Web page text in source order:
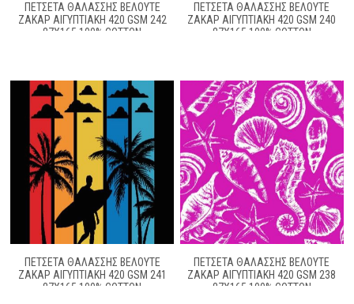
ΠΕΤΣΈΤΑ ΘΑΛΆΣΣΗΣ ΒΕΛΟΥΤΈ
ΖΑΚΆΡ ΑΙΓΥΠΤΙΑΚΉ 420 GSM 242
87X165 100% COTTON
ΠΕΤΣΈΤΑ ΘΑΛΆΣΣΗΣ ΒΕΛΟΥΤΈ
ΖΑΚΆΡ ΑΙΓΥΠΤΙΑΚΉ 420 GSM 240
87X165 100% COTTON
ΠΕΤΣΈΤΑ ΘΑΛΆΣΣΗΣ ΒΕΛΟΥΤΈ
ΖΑΚΆΡ ΑΙΓΥΠΤΙΑΚΉ 420 GSM 241
87X165 100% COTTON
ΠΕΤΣΈΤΑ ΘΑΛΆΣΣΗΣ ΒΕΛΟΥΤΈ
ΖΑΚΆΡ ΑΙΓΥΠΤΙΑΚΉ 420 GSM 238
87X165 100% COTTON